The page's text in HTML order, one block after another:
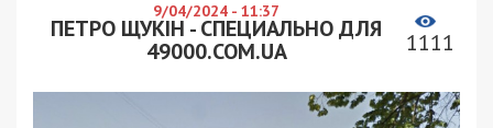
9/04/2024 - 11:37
ПЕТРО ЩУКІН - СПЕЦИАЛЬНО ДЛЯ
49000.COM.UA
1111